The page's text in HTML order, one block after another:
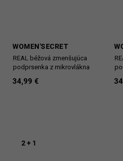
WOMEN'SECRET
REAL béžová zmenšujúca
podprsenka z mikrovlákna
34,99 €
2 + 1